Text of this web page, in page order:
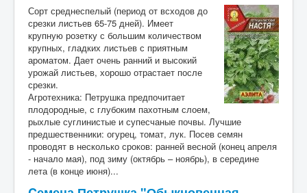
Сорт среднеспелый (период от всходов до
срезки листьев 65-75 дней). Имеет
крупную розетку с большим количеством
крупных, гладких листьев с приятным
ароматом. Дает очень ранний и высокий
урожай листьев, хорошо отрастает после
срезки.
Агротехника: Петрушка предпочитает
плодородные, с глубоким пахотным слоем,
рыхлые суглинистые и супесчаные почвы. Лучшие
предшественники: огурец, томат, лук. Посев семян
проводят в несколько сроков: ранней весной (конец апреля
- начало мая), под зиму (октябрь – ноябрь), в середине
лета (в конце июня)...